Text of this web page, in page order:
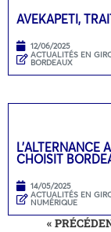
AVEKAPETI,
12/06/2025
ACTUALITÉS EN
BORDEAUX
L’ALTERNANCE
CHOISIT
14/05/2025
ACTUALITÉS EN
NUMÉRIQUE
«